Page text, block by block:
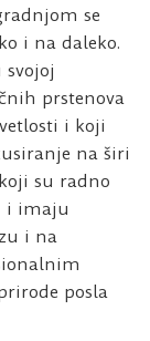
se
i na daleko.
prstenova
i koji
na širi
su radno
i imaju
i na
posla